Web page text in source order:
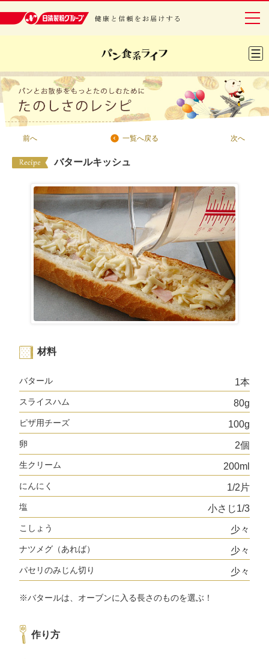
ニュースリリース
商品情報
採用情報
English
グループについて
事業紹介
研究開発
安全・安心
IR情報
サステナビリティ
レシピ・エンタメ
前へ 一覧へ戻る 次へ
バタールキッシュ
材料
バタール 1本
スライスハム 80g
ピザ用チーズ 100g
卵 2個
生クリーム 200ml
にんにく 1/2片
塩 小さじ1/3
こしょう 少々
ナツメグ（あれば） 少々
パセリのみじん切り 少々
※バタールは、オーブンに入る長さのものを選ぶ！
作り方